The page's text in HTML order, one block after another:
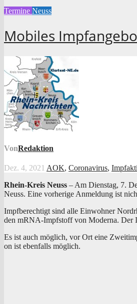
Termine Neuss
Mobiles
VonRedaktion
Dez. 4, 2021 AOK, Coronavirus,
Rhein-Kreis Neuss – Am Diens­tag, 7.
Neuss. Eine vor­he­ri­ge Anmel­dung ist
Impf­be­rech­tigt sind alle Ein­woh­ner
den mRNA-Impf­stoff von Moder­na. Der
Es ist auch mög­lich, vor Ort eine
on ist eben­falls möglich.